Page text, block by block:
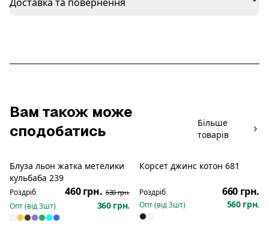
Вам також може
сподобатись
Більше
товарів
Блуза льон жатка метелики
кульбаба 239
Роздріб 460 грн. 630 грн.
Опт (від3шт) 360 грн.
Корсет джинс котон 681
Роздріб 660 грн.
Опт (від3шт) 560 грн.